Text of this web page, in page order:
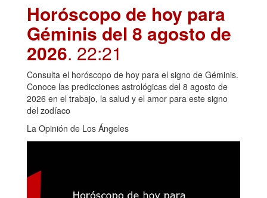
Horóscopo de hoy para
Géminis del 8 agosto de
2026. 22:21
Consulta el horóscopo de hoy para el signo de Géminis.
Conoce las predicciones astrológicas del 8 agosto de
2026 en el trabajo, la salud y el amor para este signo
del zodíaco
La Opinión de Los Ángeles